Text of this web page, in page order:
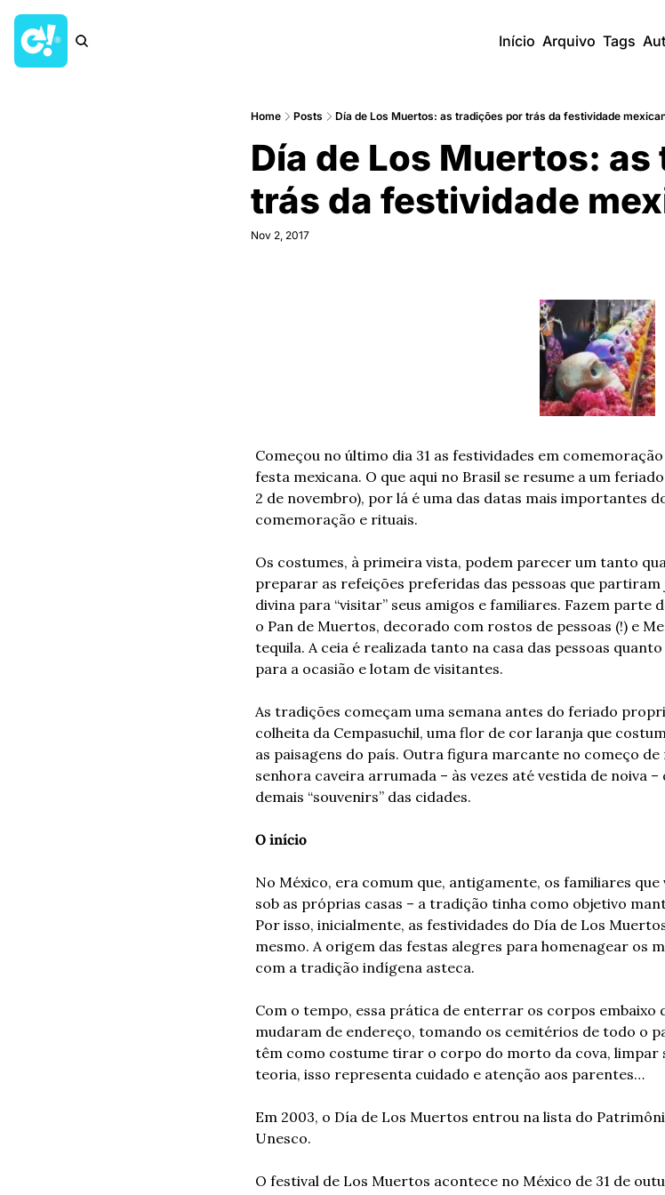
Início Arquivo Tags
Home Posts Día de Los Muertos: as tradições por trás da festividade
Día de Los Muertos:
trás da festividade
Nov 2, 2017
Começou no último dia 31 as festividades em
festa mexicana. O que aqui no Brasil se resume a um
2 de novembro), por lá é uma das datas mais importantes
comemoração e rituais.
Os costumes, à primeira vista, podem parecer um tanto
preparar as refeições preferidas das pessoas que partiram
divina para “visitar” seus amigos e familiares. Fazem parte
o Pan de Muertos, decorado com rostos de pessoas (!) e
tequila. A ceia é realizada tanto na casa das pessoas
para a ocasião e lotam de visitantes.
As tradições começam uma semana antes do feriado
colheita da Cempasuchil, uma flor de cor laranja que
as paisagens do país. Outra figura marcante no começo
senhora caveira arrumada – às vezes até vestida de noiva
demais “souvenirs” das cidades.
O início
No México, era comum que, antigamente, os familiares
sob as próprias casas – a tradição tinha como objetivo
Por isso, inicialmente, as festividades do Día de Los
mesmo. A origem das festas alegres para homenagear os
com a tradição indígena asteca.
Com o tempo, essa prática de enterrar os corpos embaixo
mudaram de endereço, tomando os cemitérios de todo o
têm como costume tirar o corpo do morto da cova, limpar
teoria, isso representa cuidado e atenção aos parentes…
Em 2003, o Día de Los Muertos entrou na lista do
Unesco.
O festival de Los Muertos acontece no México de 31 de